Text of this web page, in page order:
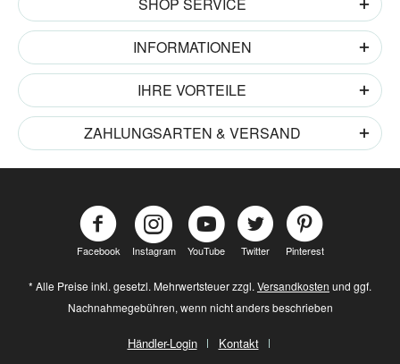
SHOP SERVICE
INFORMATIONEN
IHRE VORTEILE
ZAHLUNGSARTEN & VERSAND
Facebook Instagram YouTube Twitter Pinterest
* Alle Preise inkl. gesetzl. Mehrwertsteuer zzgl. Versandkosten und ggf.
Nachnahmegebühren, wenn nicht anders beschrieben
Händler-Login
Kontakt